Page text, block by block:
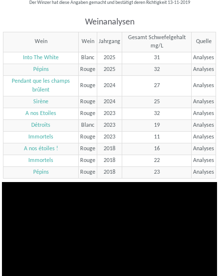
Der Winzer hat diese Angaben gemacht und bestätigt deren Richtigkeit 13-11-2019
Weinanalysen
Wein Wein Jahrgang
Gesamt Schwefelgehalt
mg/L
Quelle
Into The White Blanc 2025 31
Analyses
Pépins
Rouge 2025 32
Analyses
Pendant que les champs
brûlent
Rouge 2024 27 Analyses
Sirène Rouge 2024 25
Analyses
A nos Etoiles
Rouge 2023 32
Analyses
Détroits
Blanc 2023 19
Analyses
Immortels
Rouge 2023 11
Analyses
A nos étoiles !
Rouge 2018 16
Analyses
Immortels
Rouge 2018 22
Analyses
Pépins
Rouge 2018 23 Analyses